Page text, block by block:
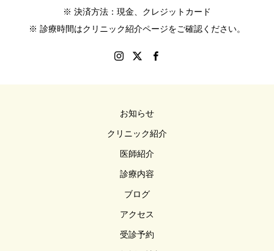
※ 決済方法：現金、クレジットカード
※ 診療時間はクリニック紹介ページをご確認ください。
お知らせ
クリニック紹介
医師紹介
診療内容
ブログ
アクセス
受診予約